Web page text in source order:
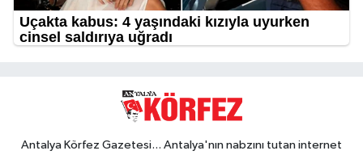
Antalya Körfez Gazetesi... Antalya'nın nabzını tutan internet